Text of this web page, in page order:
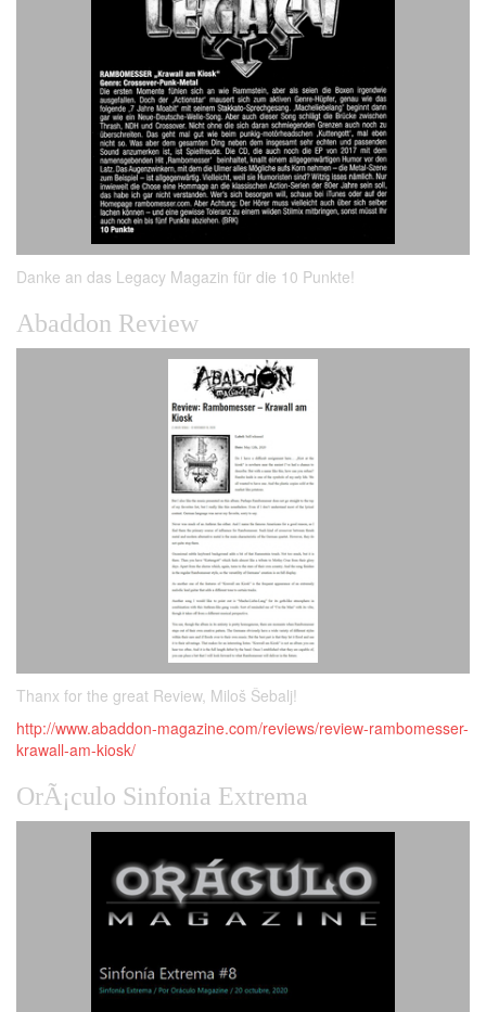
Danke an das Legacy Magazin für die 10 Punkte!
Abaddon Review
Thanx for the great Review, Miloš Šebalj!
http://www.abaddon-magazine.com/reviews/review-rambomesser-
krawall-am-kiosk/
OrÃ¡culo Sinfonia Extrema